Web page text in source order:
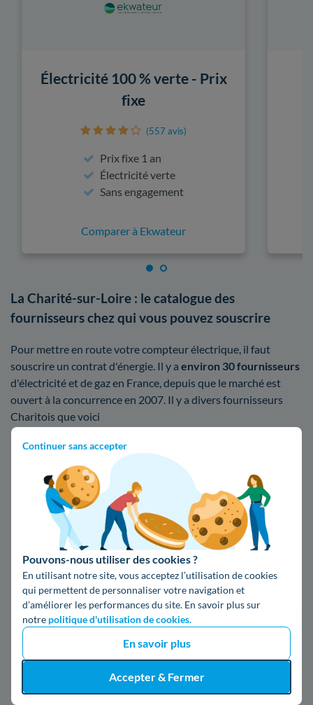
Continuer sans accepter
Pouvons-nous utiliser des cookies ?
En utilisant notre site, vous acceptez l’utilisation de cookies
qui permettent de personnaliser votre navigation et
d’améliorer les performances du site. En savoir plus sur
notre politique d'utilisation de cookies.
En savoir plus
Accepter & Fermer
Électricité 100 % verte - Prix
fixe
(557 avis)
Prix fixe 1 an
Électricité verte
Sans engagement
Comparer à Ekwateur
La Charité-sur-Loire : le catalogue des
fournisseurs chez qui vous pouvez souscrire
Pour mettre en route votre compteur électrique, il faut
souscrire un contrat d'énergie. Il y a environ 30 fournisseurs
d'électricité et de gaz en France, depuis que le marché est
ouvert à la concurrence en 2007. Il y a divers fournisseurs
Charitois que voici
Fournisseur
16,34 c€/kWh
16,400000000000002 c€/kWh
17,83 c€/kWh
*Prix TTC pour un forfait base d’une puissance de 6 kVA
Infos / souscriptions